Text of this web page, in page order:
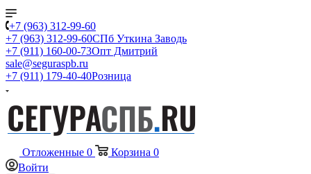
+7 (963) 312-99-60
+7 (963) 312-99-60СПб Уткина Заводь
+7 (911) 160-00-73Опт Дмитрий
sale@seguraspb.ru
+7 (911) 179-40-40Розница
Отложенные 0 Корзина 0
Войти